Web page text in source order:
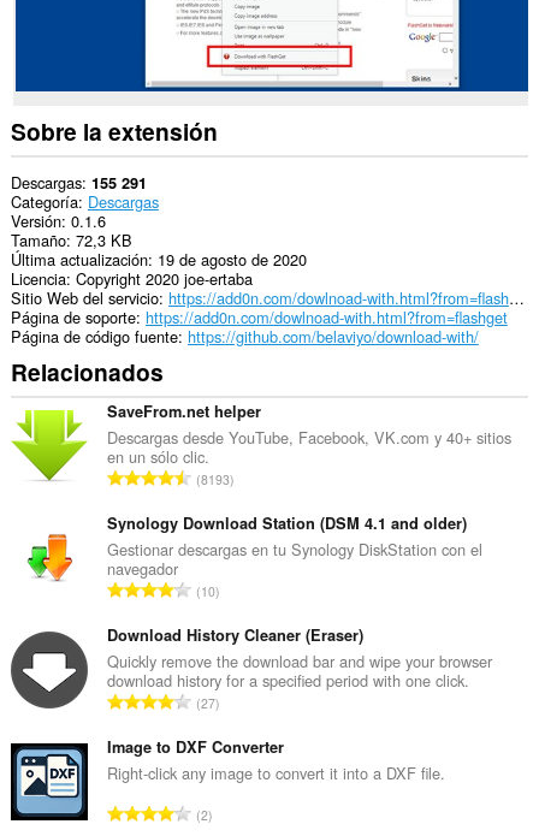
other
than
Opera.
This
extension
can
create
rich
notifications
and
display
them
to
you
in
the
system
tray.
Sobre la extensión
Descargas 155 291
Categoría Descargas
Versión 0.1.6
Tamaño 72,3 KB
Última actualización 19 de agosto de 2020
Licencia Copyright 2020 joe-ertaba
Sitio Web del servicio
https://add0n.com/dowlnoad-with.html?from=flashget
Página de soporte https://add0n.com/dowlnoad-with.html?from=flashget
Página de código fuente https://github.com/belaviyo/download-with/
Relacionados
SaveFrom.net helper
Descargas desde YouTube, Facebook, VK.com y 40+ sitios
en un sólo clic.
N
m
e
o
o
t
a
d
e
p
u
8193
Synology Download Station (DSM 4.1 and older)
Gestionar descargas en tu Synology DiskStation con el
navegador
N
m
e
r
o
o
t
a
10
Download History Cleaner (Eraser)
Quickly remove the download bar and wipe your browser
download history for a specified period with one click.
N
m
e
o
27
Image to DXF Converter
Right-click any image to convert it into a DXF file.
N2